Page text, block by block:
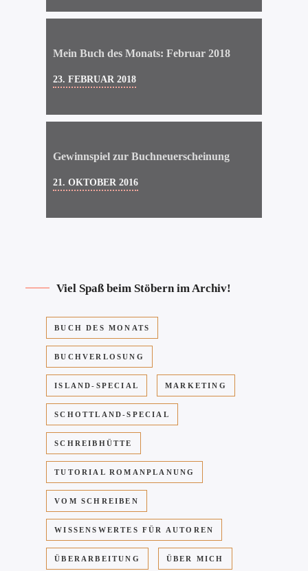
Mein Buch des Monats: Februar 2018
23. FEBRUAR 2018
Gewinnspiel zur Buchneuerscheinung
21. OKTOBER 2016
Viel Spaß beim Stöbern im Archiv!
BUCH DES MONATS
BUCHVERLOSUNG
ISLAND-SPECIAL MARKETING
SCHOTTLAND-SPECIAL
SCHREIBHÜTTE
TUTORIAL ROMANPLANUNG
VOM SCHREIBEN
WISSENSWERTES FÜR AUTOREN
ÜBERARBEITUNG ÜBER MICH